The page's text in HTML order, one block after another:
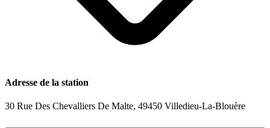
Adresse de la station
30 Rue Des Chevalliers De Malte, 49450 Villedieu-La-Blouère